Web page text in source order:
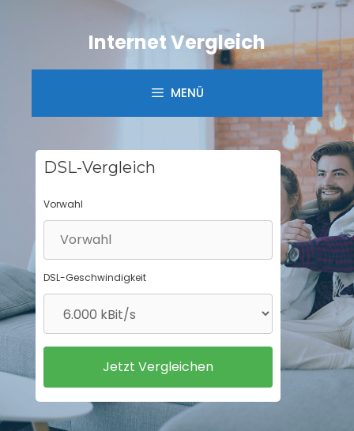
Internet Vergleich
MENÜ
DSL-Vergleich
Vorwahl
DSL-Geschwindigkeit